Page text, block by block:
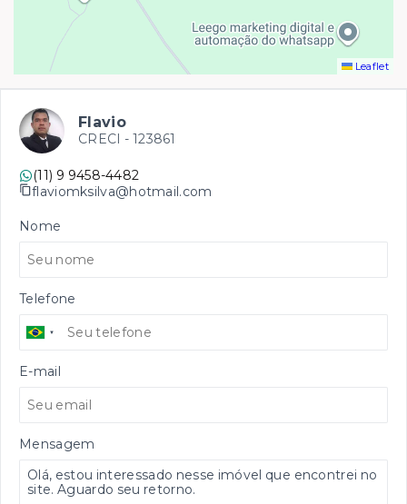
Leaflet
Flavio
CRECI - 123861
(11) 9 9458-4482
flaviomksilva@hotmail.com
Nome
Telefone
E-mail
Mensagem